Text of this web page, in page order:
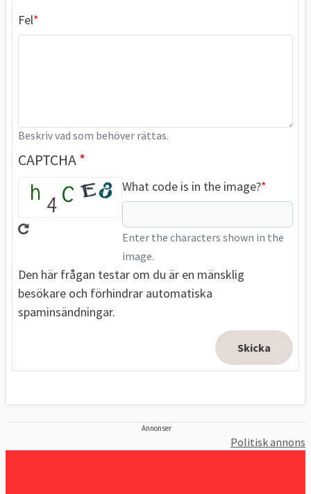
Fel
Beskriv vad som behöver rättas.
CAPTCHA
What code is in the image?
Enter the characters shown in the
image.
Den här frågan testar om du är en mänsklig
besökare och förhindrar automatiska
spaminsändningar.
Annonser
Politisk annons